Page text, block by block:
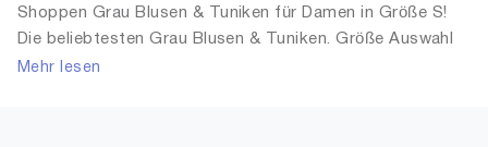
Schuhe
Shoppen Grau Blusen & Tuniken für Damen in Größe S!
Die beliebtesten Grau Blusen & Tuniken. Größe Auswahl
an Grau Blusen & Tuniken in Größe S und alle Trends aus
Mehr lesen